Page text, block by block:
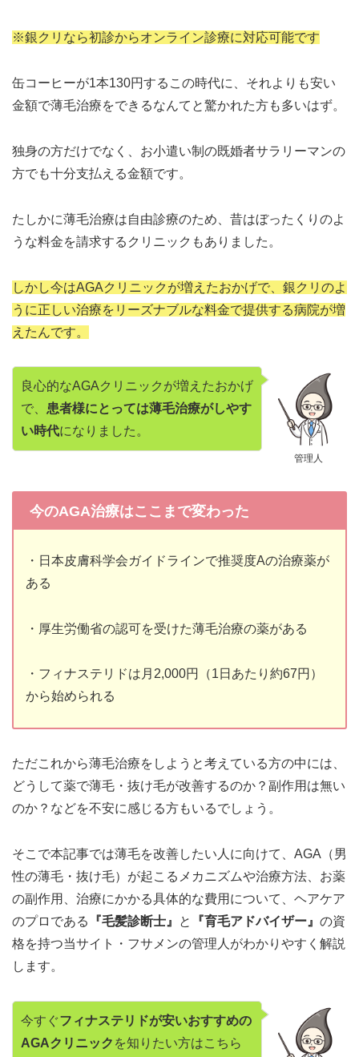
※銀クリなら初診からオンライン診療に対応可能です
缶コーヒーが1本130円するこの時代に、それよりも安い
金額で薄毛治療をできるなんてと驚かれた方も多いはず。
独身の方だけでなく、お小遣い制の既婚者サラリーマンの
方でも十分支払える金額です。
たしかに薄毛治療は自由診療のため、昔はぼったくりのよ
うな料金を請求するクリニックもありました。
しかし今はAGAクリニックが増えたおかげで、銀クリのよ
うに正しい治療をリーズナブルな料金で提供する病院が増
えたんです。
管理人
良心的なAGAクリニックが増えたおかげ
で、 患者様にとっては薄毛治療がしやす
い時代になりました。
今のAGA治療はここまで変わった
・日本皮膚科学会ガイドラインで推奨度Aの治療薬が
ある
・厚生労働省の認可を受けた薄毛治療の薬がある
・フィナステリドは月2,000円（1日あたり約67円）
から始められる
ただこれから薄毛治療をしようと考えている方の中には、
どうして薬で薄毛・抜け毛が改善するのか？副作用は無い
のか？などを不安に感じる方もいるでしょう。
そこで本記事では薄毛を改善したい人に向けて、AGA（男
性の薄毛・抜け毛）が起こるメカニズムや治療方法、お薬
の副作用、治療にかかる具体的な費用について、ヘアケア
のプロである
『毛髪診断士』 と 『育毛アドバイザー』 の資
格を持つ当サイト・フサメンの管理人がわかりやすく解説
します。
今すぐフィナステリドが安いおすすめの
AGAクリニック を知りたい方はこちら